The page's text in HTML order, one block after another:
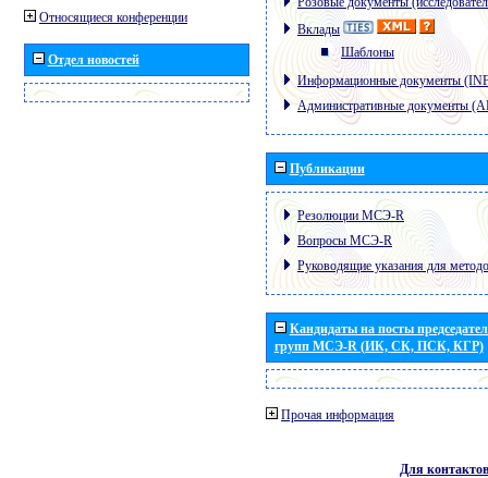
Относящиеся конференции
Отдел новостей
Вклады
Шаблоны
Информационные документы
Административные документы
Публикации
Резолюции МСЭ-R
Вопросы МСЭ-R
Руководящие указания для
Кандидаты на посты
групп МСЭ-R (ИК, СК, ПСК, КГР)
Прочая информация
Для контактов